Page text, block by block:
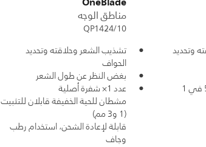
وتحديد
مناطق الوجه
QP1424/10
تشذيب الشعر وحلاقته وتحديد
الحواف
بغض النظر عن طول الشعر
عدد 1× شفرة أصلية
مشطان للحية الخفيفة قابلان للتثبيت
(1 و3 مم)
قابلة لإعادة الشحن، استخدام رطب
وجاف